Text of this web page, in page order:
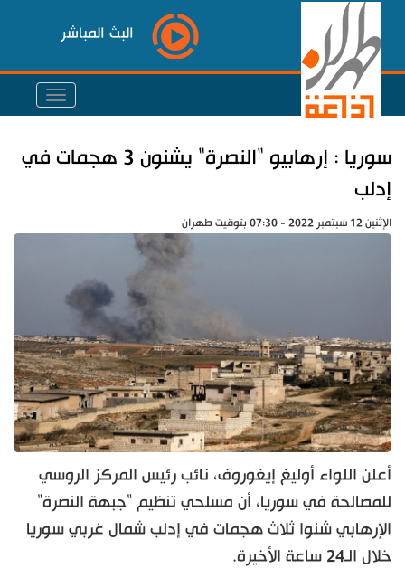
البث المباشر
سوريا : إرهابيو "النصرة" يشنون 3 هجمات في
إدلب
الإثنين 12 سبتمبر 2022 - 07:30 بتوقيت طهران
أعلن اللواء أوليغ إيغوروف، نائب رئيس المركز الروسي
للمصالحة في سوريا، أن مسلحي تنظيم "جبهة النصرة"
الإرهابي شنوا ثلاث هجمات في إدلب شمال غربي سوريا
خلال الـ24 ساعة الأخيرة.